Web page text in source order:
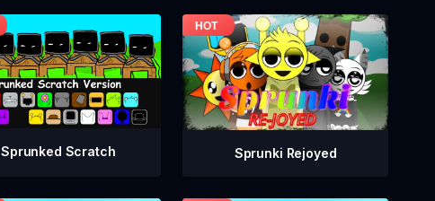
Sprunked Scratch Sprunki Rejoyed